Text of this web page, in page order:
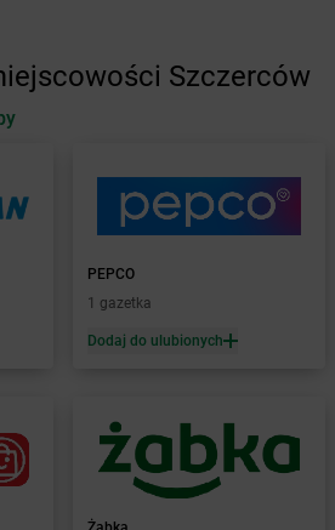
Szczerców
PEPCO
1 gazetka
Dodaj do ulubionych